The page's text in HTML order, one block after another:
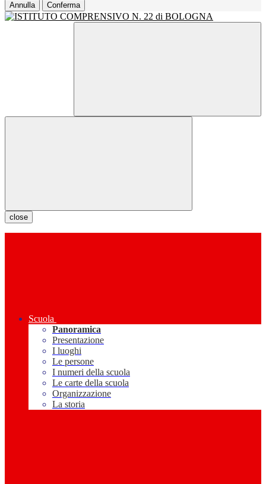
Annulla Conferma
close
Scuola
Panoramica
Presentazione
I luoghi
Le persone
I numeri della scuola
Le carte della scuola
Organizzazione
La storia